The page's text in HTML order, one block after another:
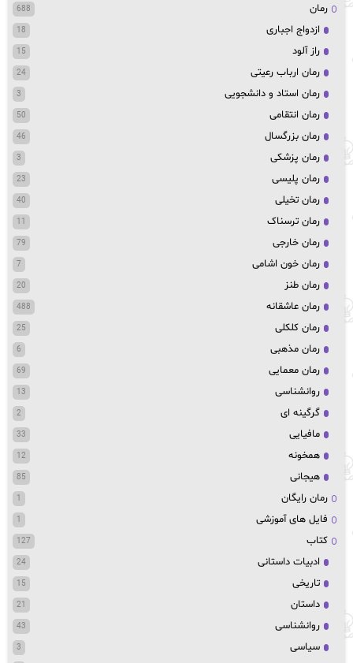
رمان 688
ازدواج اجباری 18
راز آلود 15
رمان ارباب رعیتی 24
رمان استاد و دانشجویی 3
رمان انتقامی 50
رمان بزرگسال 46
رمان پزشکی 3
رمان پلیسی 23
رمان تخیلی 40
رمان ترسناک 11
رمان خارجی 79
رمان خون اشامی 7
رمان طنز 20
رمان عاشقانه 488
رمان کلکلی 25
رمان مذهبی 6
رمان معمایی 69
روانشناسی 13
گرگینه ای 2
مافیایی 33
همخونه 12
هیجانی 85
رمان رایگان 1
فایل های آموزشی 1
کتاب 127
ادبیات داستانی 24
تاریخی 15
داستان 21
روانشناسی 43
سیاسی 3